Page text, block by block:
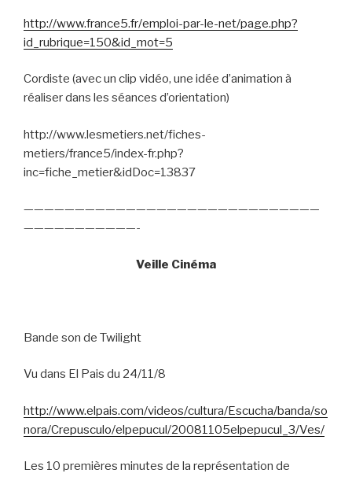
http://www.france5.fr/emploi-par-le-net/page.php?
id_rubrique=150&id_mot=5
Cordiste (avec un clip vidéo, une idée d’animation à
réaliser dans les séances d’orientation)
http://www.lesmetiers.net/fiches-
metiers/france5/index-fr.php?
inc=fiche_metier&idDoc=13837
—————————————————————————————
———————————-
Veille Cinéma
Bande son de Twilight
Vu dans El Pais du 24/11/8
http://www.elpais.com/videos/cultura/Escucha/banda/so
nora/Crepusculo/elpepucul/20081105elpepucul_3/Ves/
Les 10 premières minutes de la représentation de